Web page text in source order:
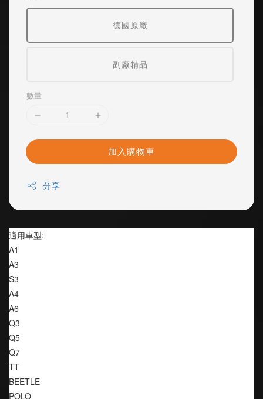
德國原廠
副廠精品
數量
加入購物車
分享
適用車型:
A1
A3
S3
A4
A6
Q3
Q5
Q7
TT
BEETLE
POLO